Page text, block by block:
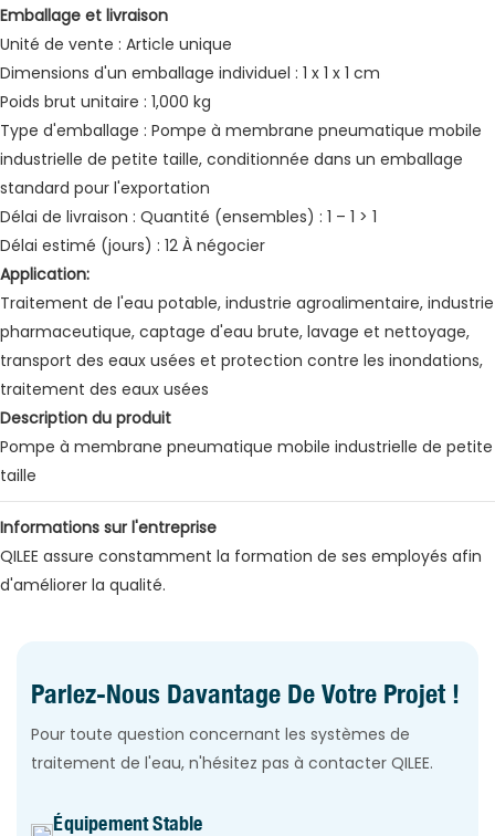
Emballage et livraison
Unité de vente : Article unique
Dimensions d'un emballage individuel : 1 x 1 x 1 cm
Poids brut unitaire : 1,000 kg
Type d'emballage : Pompe à membrane pneumatique mobile
industrielle de petite taille, conditionnée dans un emballage
standard pour l'exportation
Délai de livraison : Quantité (ensembles) : 1 – 1 > 1
Délai estimé (jours) : 12 À négocier
Application:
Traitement de l'eau potable, industrie agroalimentaire, industrie
pharmaceutique, captage d'eau brute, lavage et nettoyage,
transport des eaux usées et protection contre les inondations,
traitement des eaux usées
Description du produit
Pompe à membrane pneumatique mobile industrielle de petite
taille
Informations sur l'entreprise
QILEE assure constamment la formation de ses employés afin
d'améliorer la qualité.
Parlez-Nous Davantage De Votre Projet !
Pour toute question concernant les systèmes de
traitement de l'eau, n'hésitez pas à contacter QILEE.
Équipement Stable